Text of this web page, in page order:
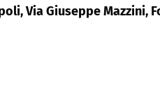
Via Giuseppe Mazzini,